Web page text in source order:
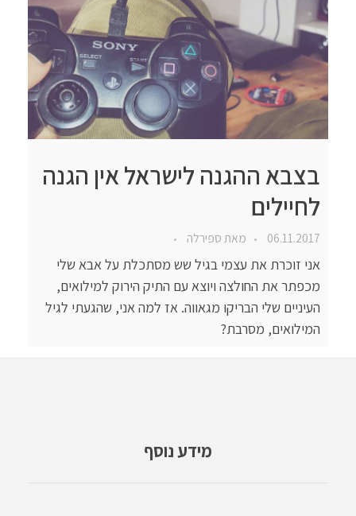
בצבא ההגנה לישראל אין הגנה
לחיילים
06.11.2017 מאתספירלה
אני זוכרת את עצמי בגיל שש מסתכלת על אבא שלי
מכפתר את החולצה ויוצא עם התיק הירוק למילואים,
העיניים שלי הבריקו מגאווה. אז למה אני, שהגעתי לגיל
המילואים, מסרבת?
מידע נוסף